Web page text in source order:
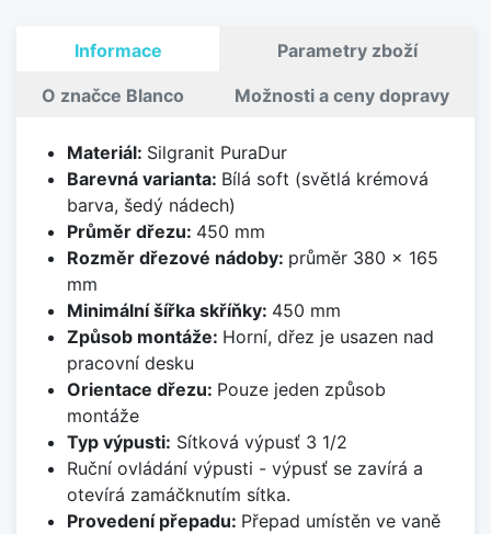
Informace Parametry zboží
O značce Blanco Možnosti a ceny dopravy
Materiál: Silgranit PuraDur
Barevná varianta: Bílá soft (světlá krémová
barva, šedý nádech)
Průměr dřezu: 450 mm
Rozměr dřezové nádoby: průměr 380 x 165
mm
Minimální šířka skříňky: 450 mm
Způsob montáže: Horní, dřez je usazen nad
pracovní desku
Orientace dřezu: Pouze jeden způsob
montáže
Typ výpusti: Sítková výpusť 3 1/2
Ruční ovládání výpusti - výpusť se zavírá a
otevírá zamáčknutím sítka.
Provedení přepadu: Přepad umístěn ve vaně